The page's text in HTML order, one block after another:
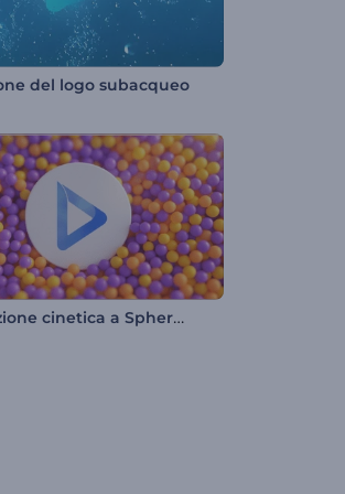
del logo subacqueo
Introduzione cinetica a Sphere Swarm